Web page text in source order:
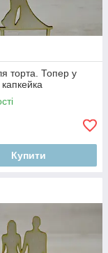
торта. Топер у
Купити